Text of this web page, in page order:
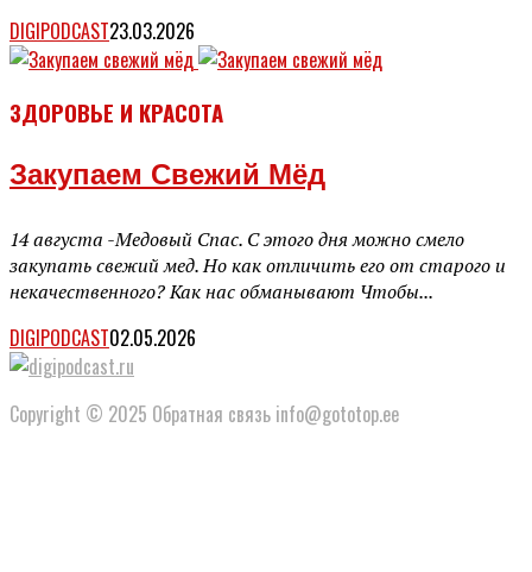
DIGIPODCAST23.03.2026
ЗДОРОВЬЕ И КРАСОТА
Закупаем Свежий Мёд
14 августа -Медовый Спас. С этого дня можно смело
закупать свежий мед. Но как отличить его от старого и
некачественного? Как нас обманывают Чтобы...
DIGIPODCAST02.05.2026
Copyright © 2025 Обратная связь info@gototop.ee